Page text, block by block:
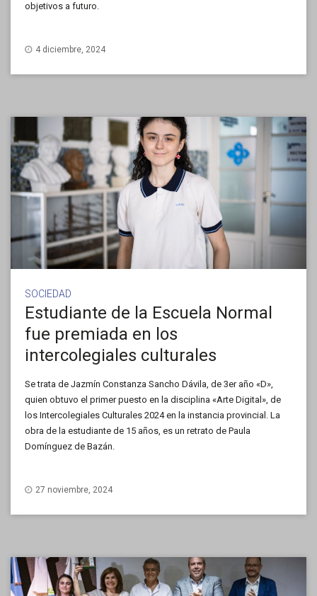
objetivos a futuro.
4 diciembre, 2024
SOCIEDAD
Estudiante de la Escuela Normal
fue premiada en los
intercolegiales culturales
Se trata de Jazmín Constanza Sancho Dávila, de 3er año «D»,
quien obtuvo el primer puesto en la disciplina «Arte Digital», de
los Intercolegiales Culturales 2024 en la instancia provincial. La
obra de la estudiante de 15 años, es un retrato de Paula
Domínguez de Bazán.
27 noviembre, 2024